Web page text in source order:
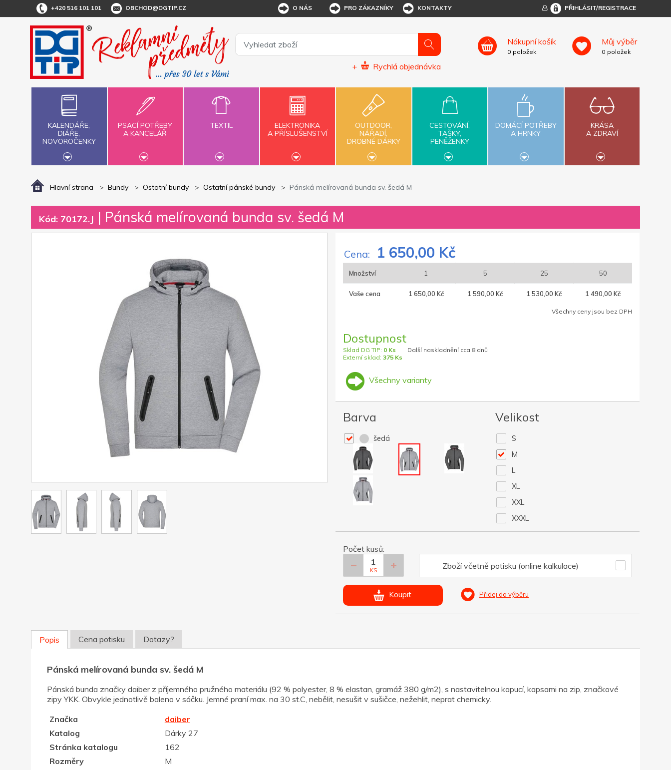
+420 516 101 101 OBCHOD@DGTIP.CZ O NÁS PRO ZÁKAZNÍKY KONTAKTY PŘIHLÁSIT/REGISTRACE
+ Rychlá objednávka
Nákupní košík
0 položek
Můj výběr
0 položek
KALENDÁŘE,
DIÁŘE,
NOVOROČENKY
PSACÍ POTŘEBY
A KANCELÁŘ
TEXTIL
ELEKTRONIKA
A PŘÍSLUŠENSTVÍ
OUTDOOR,
NÁŘADÍ,
DROBNÉ DÁRKY
CESTOVÁNÍ,
TAŠKY,
PENĚŽENKY
DOMÁCÍ POTŘEBY
A HRNKY
KRÁSA
A ZDRAVÍ
Hlavní strana Bundy Ostatní bundy Ostatní pánské bundy Pánská melírovaná bunda sv. šedá M
Kód: 70172.J | Pánská melírovaná bunda sv. šedá M
Cena: 1 650,00 Kč
Množství 1 5 25 50
Vaše cena 1 650,00 Kč 1 590,00 Kč 1 530,00 Kč 1 490,00 Kč
Všechny ceny jsou bez DPH
Dostupnost
Sklad DG TIP: 0 Ks
Externí sklad: 375 Ks
Další naskladnění cca 8 dnů
Všechny varianty
Barva
šedá
Velikost
S
M
L
XL
XXL
XXXL
Počet kusů:
KS Zboží včetně potisku (online kalkulace)
Koupit Přidej do výběru
Popis Cena potisku Dotazy?
Pánská melírovaná bunda sv. šedá M
Pánská bunda značky daiber z příjemného pružného materiálu (92 % polyester, 8 % elastan, gramáž 380 g/m2), s nastavitelnou kapucí, kapsami na zip, značkové
zipy YKK. Obvykle jednotlivě baleno v sáčku. Jemné praní max. na 30 st.C, nebělit, nesušit v sušičce, nežehlit, neprat chemicky.
Značka
daiber
Katalog
Dárky 27
Stránka katalogu
162
Rozměry
M